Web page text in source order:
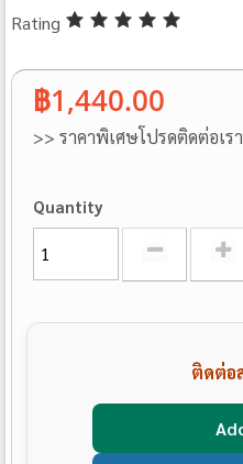
Rating
฿1,440.00
>> ราคาพิเศษโปรดติดต่อเรา
Quantity
ติดต่อ